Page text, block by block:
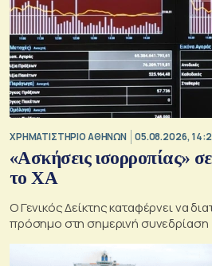
XΡΗΜΑΤΙΣΤΗΡΙΟ ΑΘΗΝΩΝ 05.08.2026,
«Ασκήσεις ισορροπίας»
το ΧΑ
O Γενικός Δείκτης καταφέρνει να
πρόσημο στη σημερινή συνεδρίαση